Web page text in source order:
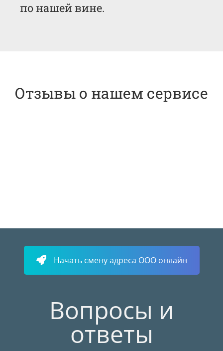
по нашей вине.
Отзывы о нашем сервисе
Начать смену адреса ООО онлайн
Вопросы и
ответы